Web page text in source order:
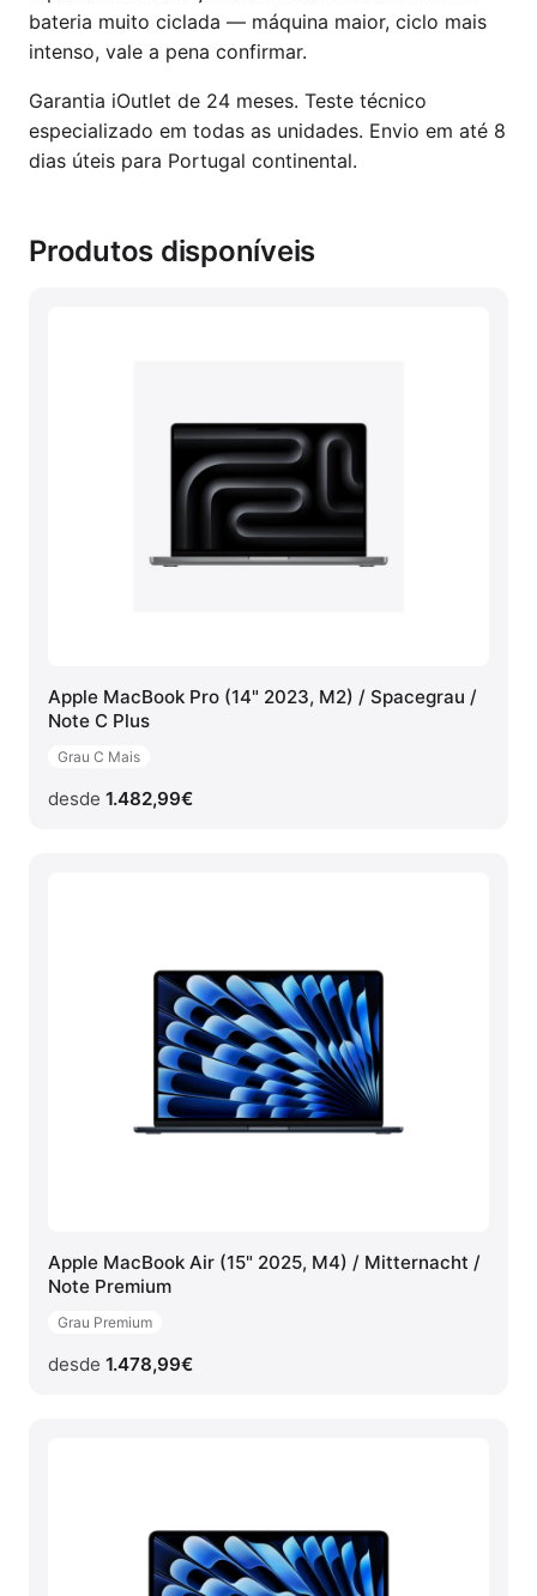
bateria muito ciclada — máquina maior, ciclo mais
intenso, vale a pena confirmar.
Garantia iOutlet de 24 meses. Teste técnico
especializado em todas as unidades. Envio em até 8
dias úteis para Portugal continental.
Produtos disponíveis
Apple MacBook Pro (14" 2023, M2) / Spacegrau /
Note C Plus
Grau C Mais
desde 1.482,99€
Apple MacBook Air (15" 2025, M4) / Mitternacht /
Note Premium
Grau Premium
desde 1.478,99€